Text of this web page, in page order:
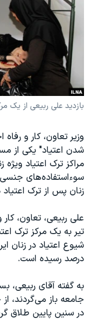
فرهنگ و زندگی
حقوق شهروندی
اقتصادی
علم و فناوری
اسرائیل در جنگ
مستندها
انتخابات ریاست جمهوری
حمله جمهوری اسلامی
رمز مهسا
ورزش زنان در ایران
تریبونال مردمی آبان ۹۸
دادگاه حمید نوری
چهل سال گروگان‌گیری
قانون شفافیت دارائی
اسرائیل در جنگ
نرگس محمدی برنده
همایش محافظه‌کاران
صفحه‌های ویژه
سفر پرزیدنت ترامپ به
دنبال کنید
زبانهای مختلف
بازدید علی ربیعی از یک
وزیر تعاون، کار و
شدن اعتیاد" یکی از
مراکز ترک اعتیاد
سوءاستفاده‌های جنسی
زنان پس از ترک
تیر به یک مرکز ترک
درصد رسیده است.
به گفته آقای ربیعی،
جامعه باز می‌گردند،
در سنین پایین طلاق